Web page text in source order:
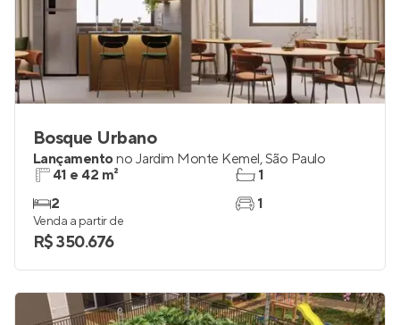
Bosque Urbano
Lançamentono Jardim Monte Kemel,São Paulo
41 e 42 m²
2
1
1
Venda a partir de
R$ 350.676